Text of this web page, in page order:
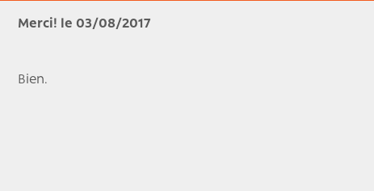
Merci! le 03/08/2017
Bien.